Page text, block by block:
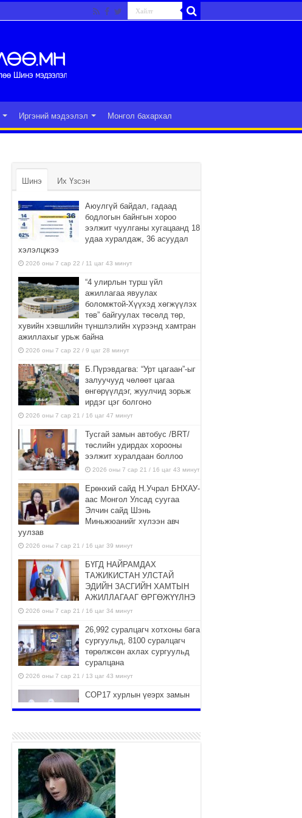
Иргэний мэдээлэл Монгол бахархал
Шинэ Их Үзсэн
Аюулгүй байдал, гадаад
бодлогын байнгын хороо
ээлжит чуулганы хугацаанд 18
удаа хуралдаж, 36 асуудал
хэлэлцжээ
2026 оны 7 сар 22 / 11 цаг 43 минут
“4 улирлын турш үйл
ажиллагаа явуулах
боломжтой-Хүүхэд хөгжүүлэх
төв” байгуулах төсөлд төр,
хувийн хэвшлийн түншлэлийн хүрээнд хамтран
ажиллахыг урьж байна
2026 оны 7 сар 22 / 9 цаг 28 минут
Б.Пүрэвдагва: “Урт цагаан”-ыг
залуучууд чөлөөт цагаа
өнгөрүүлдэг, жуулчид зорьж
ирдэг цэг болгоно
2026 оны 7 сар 21 / 16 цаг 47 минут
Тусгай замын автобус /BRT/
төслийн удирдах хорооны
ээлжит хуралдаан боллоо
2026 оны 7 сар 21 / 16 цаг 43 минут
Ерөнхий сайд Н.Учрал БНХАУ-
аас Монгол Улсад суугаа
Элчин сайд Шэнь
Миньжюанийг хүлээн авч
уулзав
2026 оны 7 сар 21 / 16 цаг 39 минут
БҮГД НАЙРАМДАХ
ТАЖИКИСТАН УЛСТАЙ
ЭДИЙН ЗАСГИЙН ХАМТЫН
АЖИЛЛАГААГ ӨРГӨЖҮҮЛНЭ
2026 оны 7 сар 21 / 16 цаг 34 минут
26,992 суралцагч хотхоны бага
сургуульд, 8100 суралцагч
төрөлжсөн ахлах сургуульд
суралцана
2026 оны 7 сар 21 / 13 цаг 43 минут
COP17 хурлын үеэрх замын
төвийн ажиллах хуваарийг гаргаж, иргэдэд
мэдээлэхийг үүрэг болголоо
2026 оны 7 сар 21 / 11 цаг 59 минут
Гэр бүлийн хэрэг шүүхэд
хянан шийдвэрлэх тухай
хуулиар хүүхдийн дээд ашиг
сонирхлыг нэн тэргүүнд